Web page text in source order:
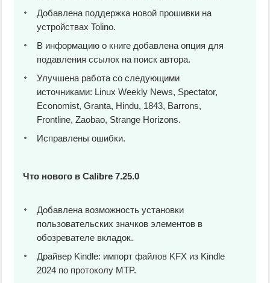
Добавлена поддержка новой прошивки на
устройствах Tolino.
В информацию о книге добавлена опция для
подавления ссылок на поиск автора.
Улучшена работа со следующими
источниками: Linux Weekly News, Spectator,
Economist, Granta, Hindu, 1843, Barrons,
Frontline, Zaobao, Strange Horizons.
Исправлены ошибки.
Что нового в Calibre 7.25.0
Добавлена возможность установки
пользовательских значков элементов в
обозревателе вкладок.
Драйвер Kindle: импорт файлов KFX из Kindle
2024 по протоколу MTP.